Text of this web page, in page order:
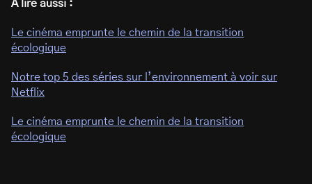
À lire aussi :
Le cinéma emprunte le chemin de la transition
écologique
Notre top 5 des séries sur l’environnement à voir sur
Netflix
Le cinéma emprunte le chemin de la transition
écologique